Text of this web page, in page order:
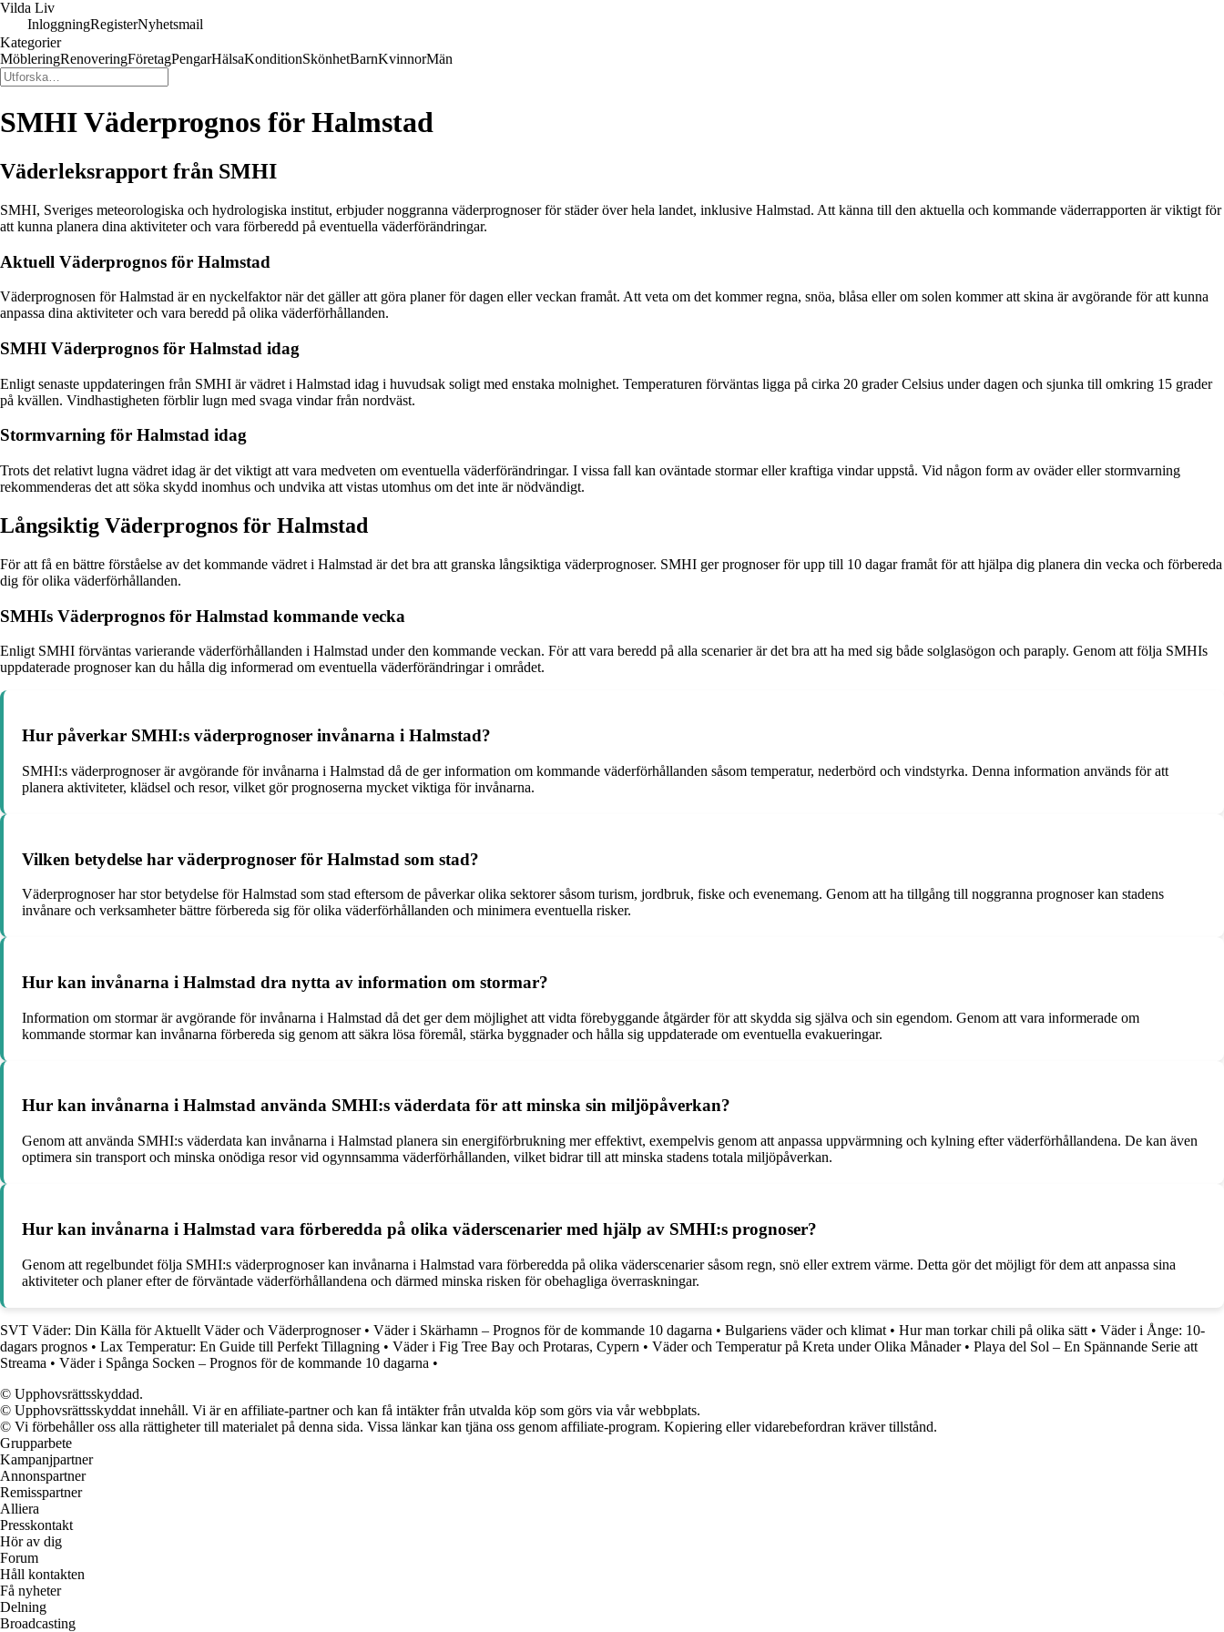
Vilda Liv
InloggningRegisterNyhetsmail
Kategorier
MöbleringRenoveringFöretagPengarHälsaKonditionSkönhetBarnKvinnorMän
SMHI Väderprognos för Halmstad
Väderleksrapport från SMHI
SMHI, Sveriges meteorologiska och hydrologiska institut, erbjuder noggranna väderprognoser för städer över hela landet, inklusive Halmstad. Att känna till den aktuella och kommande väderrapporten är viktigt för
att kunna planera dina aktiviteter och vara förberedd på eventuella väderförändringar.
Aktuell Väderprognos för Halmstad
Väderprognosen för Halmstad är en nyckelfaktor när det gäller att göra planer för dagen eller veckan framåt. Att veta om det kommer regna, snöa, blåsa eller om solen kommer att skina är avgörande för att kunna
anpassa dina aktiviteter och vara beredd på olika väderförhållanden.
SMHI Väderprognos för Halmstad idag
Enligt senaste uppdateringen från SMHI är vädret i Halmstad idag i huvudsak soligt med enstaka molnighet. Temperaturen förväntas ligga på cirka 20 grader Celsius under dagen och sjunka till omkring 15 grader
på kvällen. Vindhastigheten förblir lugn med svaga vindar från nordväst.
Stormvarning för Halmstad idag
Trots det relativt lugna vädret idag är det viktigt att vara medveten om eventuella väderförändringar. I vissa fall kan oväntade stormar eller kraftiga vindar uppstå. Vid någon form av oväder eller stormvarning
rekommenderas det att söka skydd inomhus och undvika att vistas utomhus om det inte är nödvändigt.
Långsiktig Väderprognos för Halmstad
För att få en bättre förståelse av det kommande vädret i Halmstad är det bra att granska långsiktiga väderprognoser. SMHI ger prognoser för upp till 10 dagar framåt för att hjälpa dig planera din vecka och förbereda
dig för olika väderförhållanden.
SMHIs Väderprognos för Halmstad kommande vecka
Enligt SMHI förväntas varierande väderförhållanden i Halmstad under den kommande veckan. För att vara beredd på alla scenarier är det bra att ha med sig både solglasögon och paraply. Genom att följa SMHIs
uppdaterade prognoser kan du hålla dig informerad om eventuella väderförändringar i området.
Hur påverkar SMHI:s väderprognoser invånarna i Halmstad?
SMHI:s väderprognoser är avgörande för invånarna i Halmstad då de ger information om kommande väderförhållanden såsom temperatur, nederbörd och vindstyrka. Denna information används för att
planera aktiviteter, klädsel och resor, vilket gör prognoserna mycket viktiga för invånarna.
Vilken betydelse har väderprognoser för Halmstad som stad?
Väderprognoser har stor betydelse för Halmstad som stad eftersom de påverkar olika sektorer såsom turism, jordbruk, fiske och evenemang. Genom att ha tillgång till noggranna prognoser kan stadens
invånare och verksamheter bättre förbereda sig för olika väderförhållanden och minimera eventuella risker.
Hur kan invånarna i Halmstad dra nytta av information om stormar?
Information om stormar är avgörande för invånarna i Halmstad då det ger dem möjlighet att vidta förebyggande åtgärder för att skydda sig själva och sin egendom. Genom att vara informerade om
kommande stormar kan invånarna förbereda sig genom att säkra lösa föremål, stärka byggnader och hålla sig uppdaterade om eventuella evakueringar.
Hur kan invånarna i Halmstad använda SMHI:s väderdata för att minska sin miljöpåverkan?
Genom att använda SMHI:s väderdata kan invånarna i Halmstad planera sin energiförbrukning mer effektivt, exempelvis genom att anpassa uppvärmning och kylning efter väderförhållandena. De kan även
optimera sin transport och minska onödiga resor vid ogynnsamma väderförhållanden, vilket bidrar till att minska stadens totala miljöpåverkan.
Hur kan invånarna i Halmstad vara förberedda på olika väderscenarier med hjälp av SMHI:s prognoser?
Genom att regelbundet följa SMHI:s väderprognoser kan invånarna i Halmstad vara förberedda på olika väderscenarier såsom regn, snö eller extrem värme. Detta gör det möjligt för dem att anpassa sina
aktiviteter och planer efter de förväntade väderförhållandena och därmed minska risken för obehagliga överraskningar.
SVT Väder: Din Källa för Aktuellt Väder och Väderprognoser• Väder i Skärhamn – Prognos för de kommande 10 dagarna • Bulgariens väder och klimat • Hur man torkar chili på olika sätt • Väder i Ånge: 10-
dagars prognos • Lax Temperatur: En Guide till Perfekt Tillagning • Väder i Fig Tree Bay och Protaras, Cypern • Väder och Temperatur på Kreta under Olika Månader• Playa del Sol – En Spännande Serie att
Streama • Väder i Spånga Socken – Prognos för de kommande 10 dagarna •
© Upphovsrättsskyddad.
© Upphovsrättsskyddat innehåll. Vi är en affiliate-partner och kan få intäkter från utvalda köp som görs via vår webbplats.
© Vi förbehåller oss alla rättigheter till materialet på denna sida. Vissa länkar kan tjäna oss genom affiliate-program. Kopiering eller vidarebefordran kräver tillstånd.
Grupparbete
Kampanjpartner
Annonspartner
Remisspartner
Alliera
Presskontakt
Hör av dig
Forum
Håll kontakten
Få nyheter
Delning
Broadcasting